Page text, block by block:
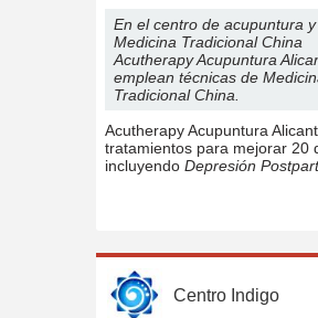
En el centro de acupuntura y
Medicina Tradicional China
Acutherapy Acupuntura
emplean técnicas de
Tradicional China.
Acutherapy Acupuntura
tratamientos para mejorar 20
incluyendo Depresión
Centro Indigo